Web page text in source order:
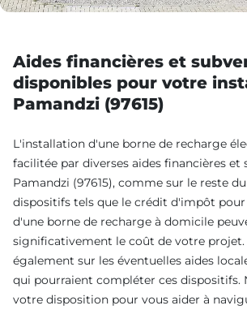
Aides financières et
disponibles pour votre
Pamandzi (97615)
L'installation d'une borne de recharge
facilitée par diverses aides financières et
Pamandzi (97615), comme sur le reste
dispositifs tels que le crédit d'impôt
d'une borne de recharge à domicile
significativement le coût de votre projet.
également sur les éventuelles aides
qui pourraient compléter ces dispositifs.
votre disposition pour vous aider à